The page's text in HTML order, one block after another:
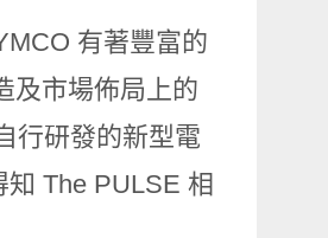
有著豐富的
及市場佈局上的
行研發的新型電
The PULSE 相